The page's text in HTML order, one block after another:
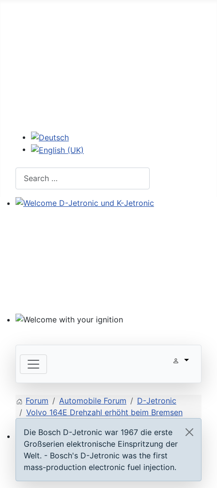
Select your language
ECU D-Jetronic & KE-Jetronic: Test and tune
Forum Automobile Forum
D-Jetronic
Volvo 164E Drehzahl erhöht beim Bremsen
Die Bosch D-Jetronic war 1967 die erste
Großserien elektronische Einspritzung der
Welt. - Bosch's D-Jetronic was the first
mass-production electronic fuel injection.